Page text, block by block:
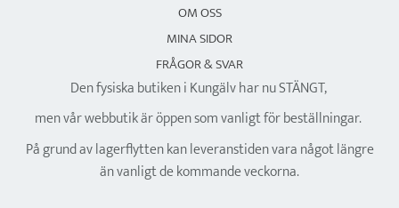
OM OSS
MINA SIDOR
FRÅGOR & SVAR
Den fysiska butiken i Kungälv har nu STÄNGT,
men vår webbutik är öppen som vanligt för beställningar.
På grund av lagerflytten kan leveranstiden vara något längre
än vanligt de kommande veckorna.